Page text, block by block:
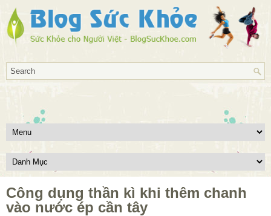
Công dụng thần kì khi thêm chanh
vào nước ép cần tây